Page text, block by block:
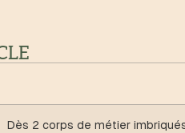
Dès 2 corps de métier